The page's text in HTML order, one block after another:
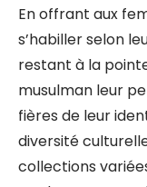
En offrant aux
s’habiller selon
restant à la
musulman leur
fières de leur
diversité
collections